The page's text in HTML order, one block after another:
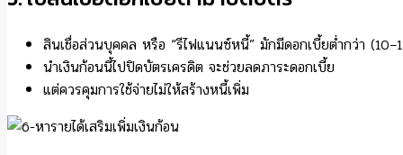
สินเชื่อส่วนบุคคล หรือ “รีไฟแนนซ์หนี้” มักมีดอกเบี้ยต่ำกว่า
นำเงินก้อนนี้ไปปิดบัตรเครดิต จะช่วยลดภาระดอกเบี้ย
แต่ควรคุมการใช้จ่ายไม่ให้สร้างหนี้เพิ่ม